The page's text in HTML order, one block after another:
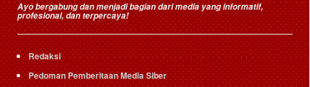
Ayo bergabung dan menjadi bagian dari media yang informatif,
profesional, dan terpercaya!
Redaksi
Pedoman Pemberitaan Media Siber